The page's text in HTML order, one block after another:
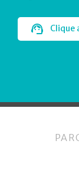
Clique